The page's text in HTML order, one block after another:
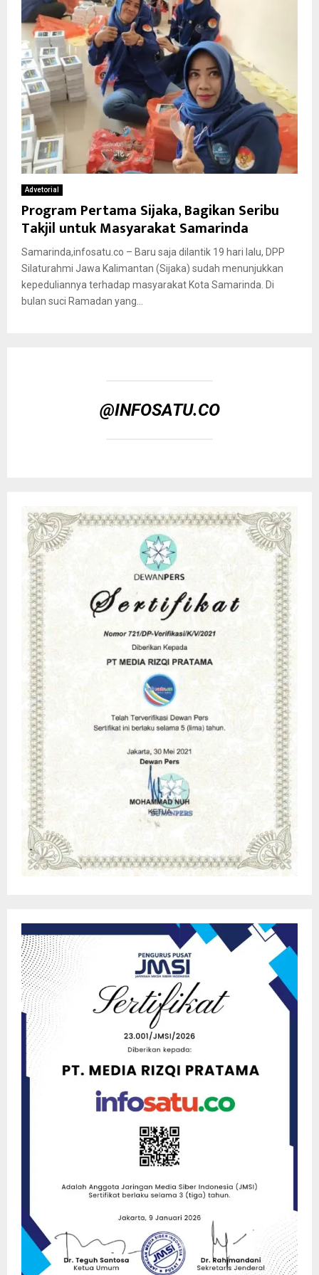
Advetorial
Program Pertama Sijaka, Bagikan Seribu
Takjil untuk Masyarakat Samarinda
Samarinda,infosatu.co – Baru saja dilantik 19 hari lalu, DPP
Silaturahmi Jawa Kalimantan (Sijaka) sudah menunjukkan
kepeduliannya terhadap masyarakat Kota Samarinda. Di
bulan suci Ramadan yang...
@INFOSATU.CO